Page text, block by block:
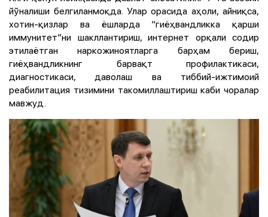
йўналиши белгиланмоқда. Улар орасида аҳоли, айниқса,
хотин-қизлар ва ёшларда “гиёҳвандликка қарши
иммунитет”ни шакллантириш, интернет орқали содир
этилаётган наркожиноятларга барҳам бериш,
гиёҳвандликнинг барвақт профилактикаси,
диагностикаси, даволаш ва тиббий-ижтимоий
реабилитация тизимини такомиллаштириш каби чоралар
мавжуд.